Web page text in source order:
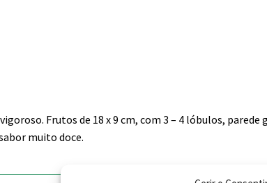
Frutos de 18 x 9 cm, com 3 – 4 lóbulos, parede
muito doce.